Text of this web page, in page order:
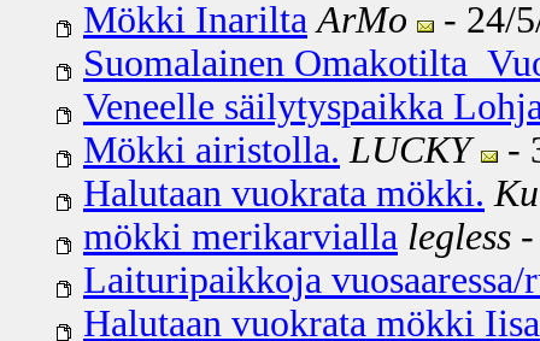
Mökki Inarilta ArMo
- 24/
Suomalainen Omakotilta
Veneelle säilytyspaikka
Mökki airistolla. LUCKY
-
Halutaan vuokrata mökki.
mökki merikarvialla legless
Laituripaikkoja
Halutaan vuokrata mökki